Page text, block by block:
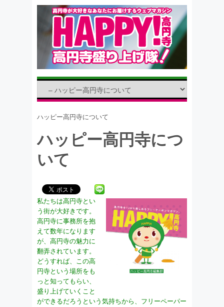
ハッピー高円寺について
ハッピー高円寺につ
いて
私たちは高円寺とい
う街が大好きです。
高円寺に事務所を抱
えて数年になります
が、高円寺の魅力に
翻弄されています。
どうすれば、この高
円寺という場所をも
っと知ってもらい、
盛り上げていくこと
ができるだろうという気持ちから、フリーペーパー